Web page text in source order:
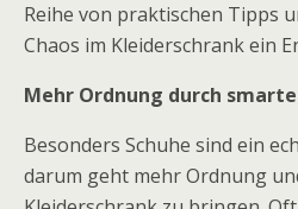
Reihe von praktischen Tipps
Chaos im Kleiderschrank ein
Mehr Ordnung durch
Besonders Schuhe sind ein
darum geht mehr Ordnung